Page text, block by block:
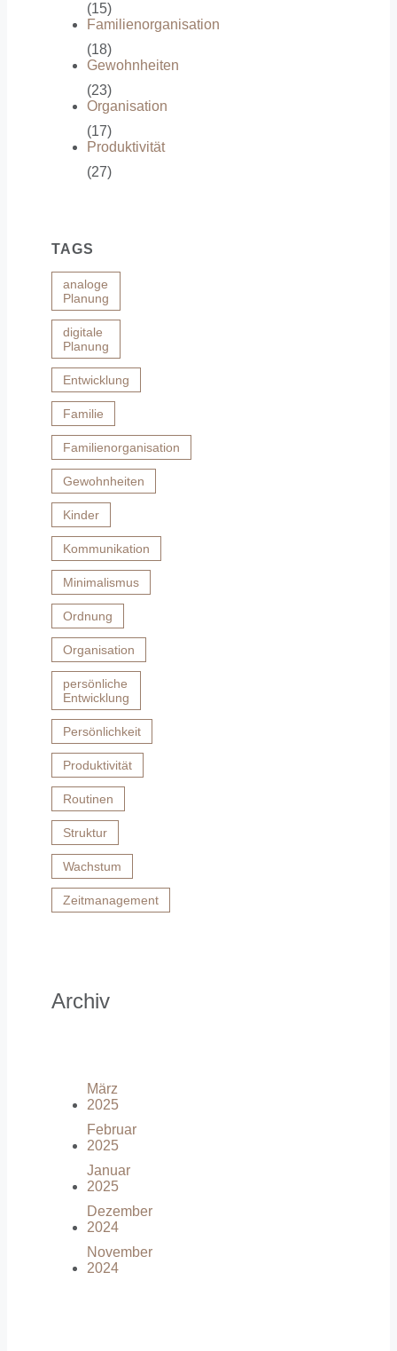
(15)
Familienorganisation
(18)
Gewohnheiten
(23)
Organisation
(17)
Produktivität
(27)
TAGS
analoge
Planung
digitale
Planung
Entwicklung
Familie
Familienorganisation
Gewohnheiten
Kinder
Kommunikation
Minimalismus
Ordnung
Organisation
persönliche
Entwicklung
Persönlichkeit
Produktivität
Routinen
Struktur
Wachstum
Zeitmanagement
Archiv
März
2025
Februar
2025
Januar
2025
Dezember
2024
November
2024